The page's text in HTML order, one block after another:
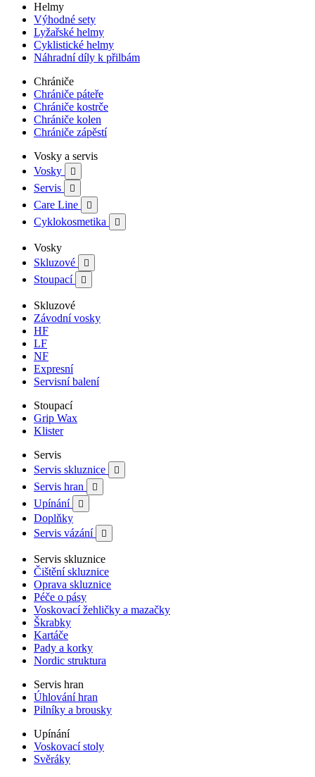
Helmy
Výhodné sety
Lyžařské helmy
Cyklistické helmy
Náhradní díly k přilbám
Chrániče
Chrániče páteře
Chrániče kostrče
Chrániče kolen
Chrániče zápěstí
Vosky a servis
Vosky

Servis 
Care Line 
Cyklokosmetika 
Vosky
Skluzové

Stoupací 
Skluzové
Závodní vosky
HF
LF
NF
Expresní
Servisní balení
Stoupací
Grip Wax
Klister
Servis
Servis skluznice

Servis hran 
Upínání 
Doplňky
Servis vázání

Servis skluznice
Čištění skluznice
Oprava skluznice
Péče o pásy
Voskovací žehličky a mazačky
Škrabky
Kartáče
Pady a korky
Nordic struktura
Servis hran
Úhlování hran
Pilníky a brousky
Upínání
Voskovací stoly
Svěráky